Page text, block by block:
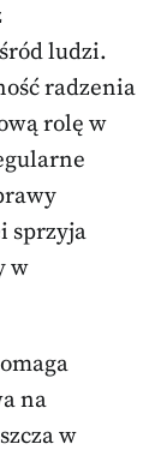
ludzi.
radzenia
rolę w
sprzyja
w
na
w